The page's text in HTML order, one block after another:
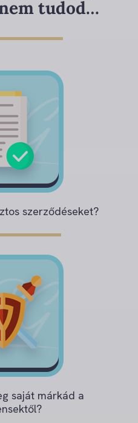
tudod…
szerződéseket?
saját márkád a